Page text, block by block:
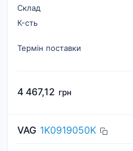
Склад
К-cть
Термін поставки
4 467,12 грн
VAG 1K0919050K